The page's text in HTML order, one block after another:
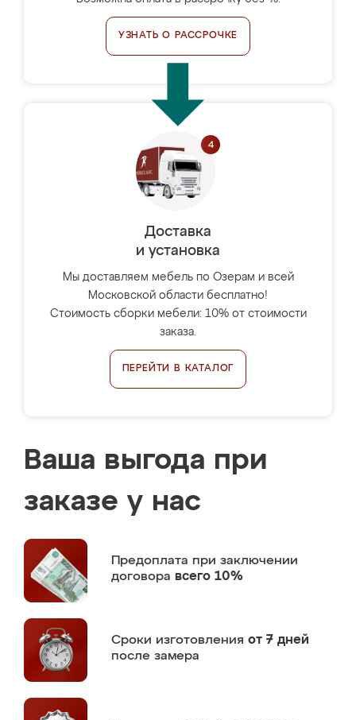
УЗНАТЬ О РАССРОЧКЕ
Доставка
и установка
Мы доставляем мебель по Озерам и всей
Московской области бесплатно!
Стоимость сборки мебели: 10% от стоимости
заказа.
ПЕРЕЙТИ В КАТАЛОГ
Ваша выгода при
заказе у нас
Предоплата при заключении
договора всего 10%
Сроки изготовления от 7 дней
после замера